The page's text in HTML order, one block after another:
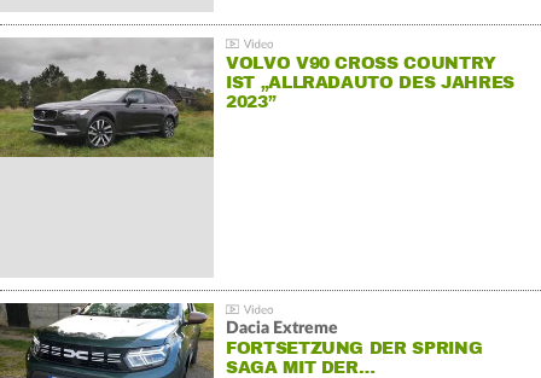
VOLVO V90 CROSS COUNTRY
IST „ALLRADAUTO DES JAHRES
2023”
Dacia Extreme
FORTSETZUNG DER SPRING
SAGA MIT DER…